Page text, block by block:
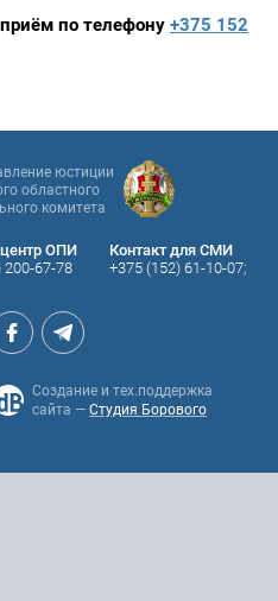
по телефону +375 152
юстиции
областного
комитета
центр ОПИ
200-67-78
Контакт для СМИ
+375 (152) 61-10-07;
Создание и тех.поддержка
сайта — Студия Борового